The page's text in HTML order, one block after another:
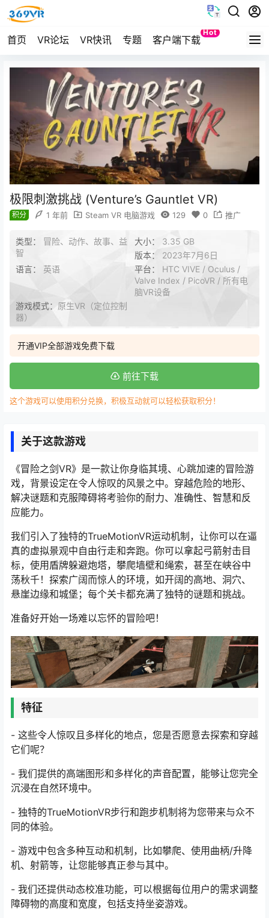
首页 VR论坛 VR快讯 专题 客户端下载
Hot
Quest
极限刺激挑战 (Venture’s Gauntlet VR)
积分 1 年前 Steam VR 电脑游戏 129 0 推广
类型： 冒险、动作、故事、益
智
大小： 3.35 GB
版本： 2023年7月6日
语言： 英语 平台： HTC VIVE / Oculus /
Valve Index / PicoVR / 所有电
脑VR设备
游戏模式： 原生VR（定位控制
器）
开通VIP全部游戏免费下载
前往下载
这个游戏可以使用积分兑换，积极互动就可以轻松获取积分！
关于这款游戏
《冒险之剑VR》是一款让你身临其境、心跳加速的冒险游
戏，背景设定在令人惊叹的风景之中。穿越危险的地形、
解决谜题和克服障碍将考验你的耐力、准确性、智慧和反
应能力。
我们引入了独特的TrueMotionVR运动机制，让你可以在逼
真的虚拟景观中自由行走和奔跑。你可以拿起弓箭射击目
标，使用盾牌躲避炮塔，攀爬墙壁和绳索，甚至在峡谷中
荡秋千！探索广阔而惊人的环境，如开阔的高地、洞穴、
悬崖边缘和城堡；每个关卡都充满了独特的谜题和挑战。
准备好开始一场难以忘怀的冒险吧！
特征
- 这些令人惊叹且多样化的地点，您是否愿意去探索和穿越
它们呢？
- 我们提供的高端图形和多样化的声音配置，能够让您完全
沉浸在自然环境中。
- 独特的TrueMotionVR步行和跑步机制将为您带来与众不
同的体验。
- 游戏中包含多种互动和机制，比如攀爬、使用曲柄/升降
机、射箭等，让您能够真正参与其中。
- 我们还提供动态校准功能，可以根据每位用户的需求调整
障碍物的高度和宽度，包括支持坐姿游戏。